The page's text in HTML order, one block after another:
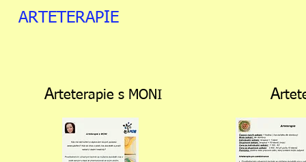
ARTETERAPIE
Arteterapie s MONI A